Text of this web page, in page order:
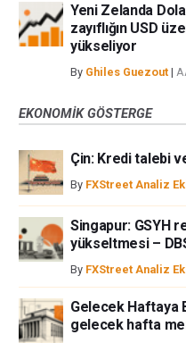
Yeni Zelanda
zayıflığın USD
yükseliyor
By Ghiles Guezout |
EKONOMIK GÖSTERGE
Çin: Kredi talebi
By FXStreet Analiz
Singapur: GSYH
yükseltmesi –
By FXStreet Analiz
Gelecek Haftaya
gelecek hafta